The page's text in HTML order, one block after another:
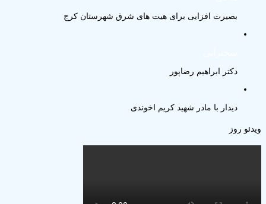
بصیرت افزایی برای هیت های شرق شهرستان کرج
دکتر ابراهیم رضاپور
دیدار با مادر شهید کریم اخوندی
ویدئو روز